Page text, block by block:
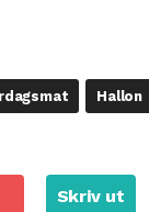
Hallon
Skriv ut